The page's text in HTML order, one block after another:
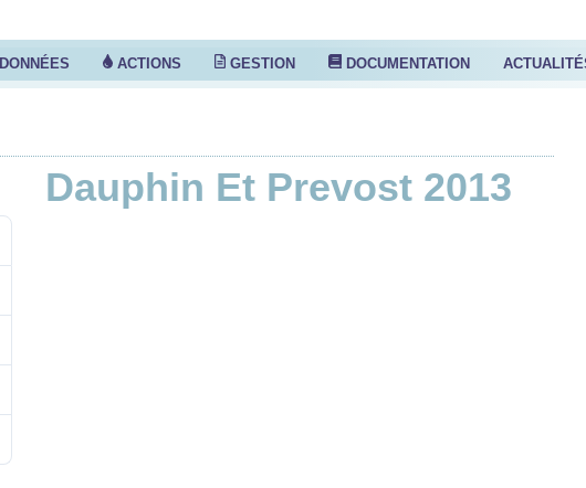
DONNÉES ACTIONS GESTION DOCUMENTATION
Dauphin Et Prevost 2013